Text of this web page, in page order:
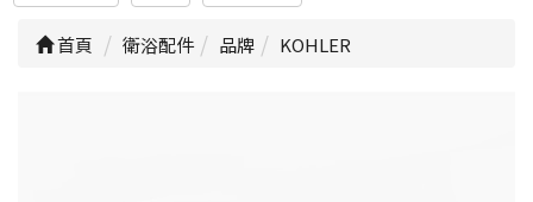
首頁 衛浴配件 品牌 KOHLER